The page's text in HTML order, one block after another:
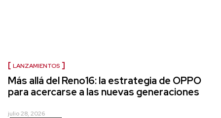
LANZAMIENTOS
Más allá del Reno16: la estrategia de OPPO
para acercarse a las nuevas generaciones
julio 28, 2026